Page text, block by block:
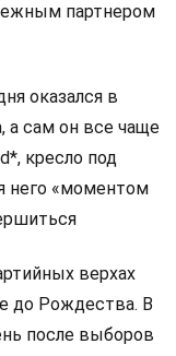
партнером
оказался в
а сам он все чаще
кресло под
него «моментом
верхах
до Рождества. В
после выборов